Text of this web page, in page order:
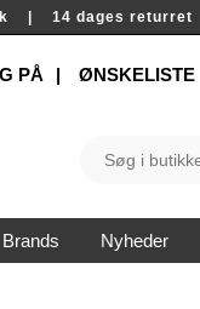
| 14 dages
PÅ ØNSKELISTE
Brands Nyheder